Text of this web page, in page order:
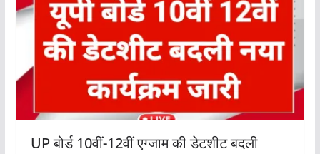
UP बोर्ड 10वीं-12वीं एग्जाम की डेटशीट बदली